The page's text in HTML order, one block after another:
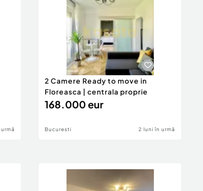
2 Camere Ready to move in
Floreasca | centrala proprie
168.000 eur
Bucuresti 2 luni în urmă